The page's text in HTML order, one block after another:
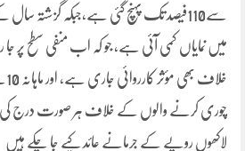
سے110فیصد تک پہنچ گئی ہے،جبکہ گزشتہ
میں نمایاں کمی آئی ہے، جو کہ اب منفی سطح پر
چوری کرنے والوں کے خلاف ہر صورت درج کی
لاکھوں روپے کے جرمانے عائد کیے جا چکے ہیں